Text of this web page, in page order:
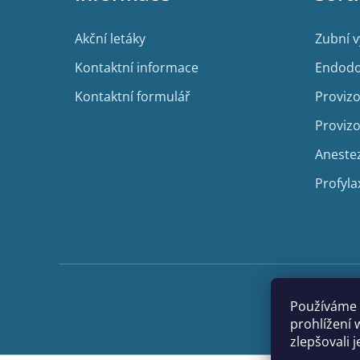
prohlížení
zlepšovali
Akční letáky
Kontaktní informace
Kontaktní formulář
Zubní